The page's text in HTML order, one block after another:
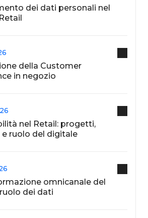
dei dati personali nel
della Customer
in negozio
nel Retail: progetti,
ruolo del digitale
omnicanale del
dei dati